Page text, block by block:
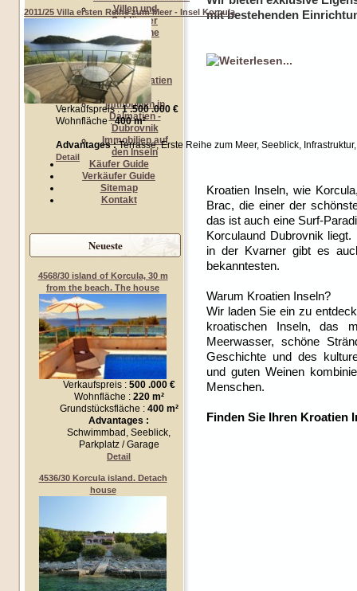
2011/25 Villa ersten Reihe zum Meer - Insel Korcula
Verkaufspreis :1 .500 .000 €
Wohnfläche :400 m²
Advantages :Terrasse, Erste Reihe zum Meer, Seeblick,
Detail
Villen und
Schlösser
Immobilien-Suche
Ihre Anfrage
Fügen Sie Ihre
Immobilien
Entdecken Sie Kroatien
Immobilien
Immobilien in
Dalmatien -
Dubrovnik
Immobilien auf
den Inseln
Käufer Guide
Verkäufer Guide
Sitemap
Kontakt
Neueste
4568/30 island of Korcula, 30 m
from the beach. The house
Verkaufspreis : 500 .000 €
Wohnfläche : 220 m²
Grundstücksfläche : 400 m²
Advantages :
Schwimmbad, Seeblick,
Parkplatz / Garage
Detail
4536/30 Korcula island. Detach
house
mit bestehenden
Kroatien Inseln, wie
Brac, die einer der
das ist auch eine Surf-
Korculaund Dubrovnik
in der Kvarner gibt es
bekanntesten.
Warum Kroatien Inseln?
Wir laden Sie ein zu
kroatischen Inseln, das
Meerwasser, schöne
Geschichte und des
und guten Weinen
Menschen.
Finden Sie Ihren Kroatien